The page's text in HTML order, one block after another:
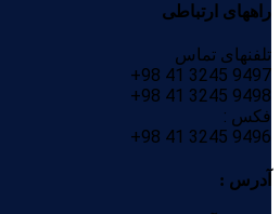
راههای ارتباطی
تلفنهای تماس
9497 3245 41 98+
9498 3245 41 98+
فکس :
9496 3245 41 98+
آدرس :